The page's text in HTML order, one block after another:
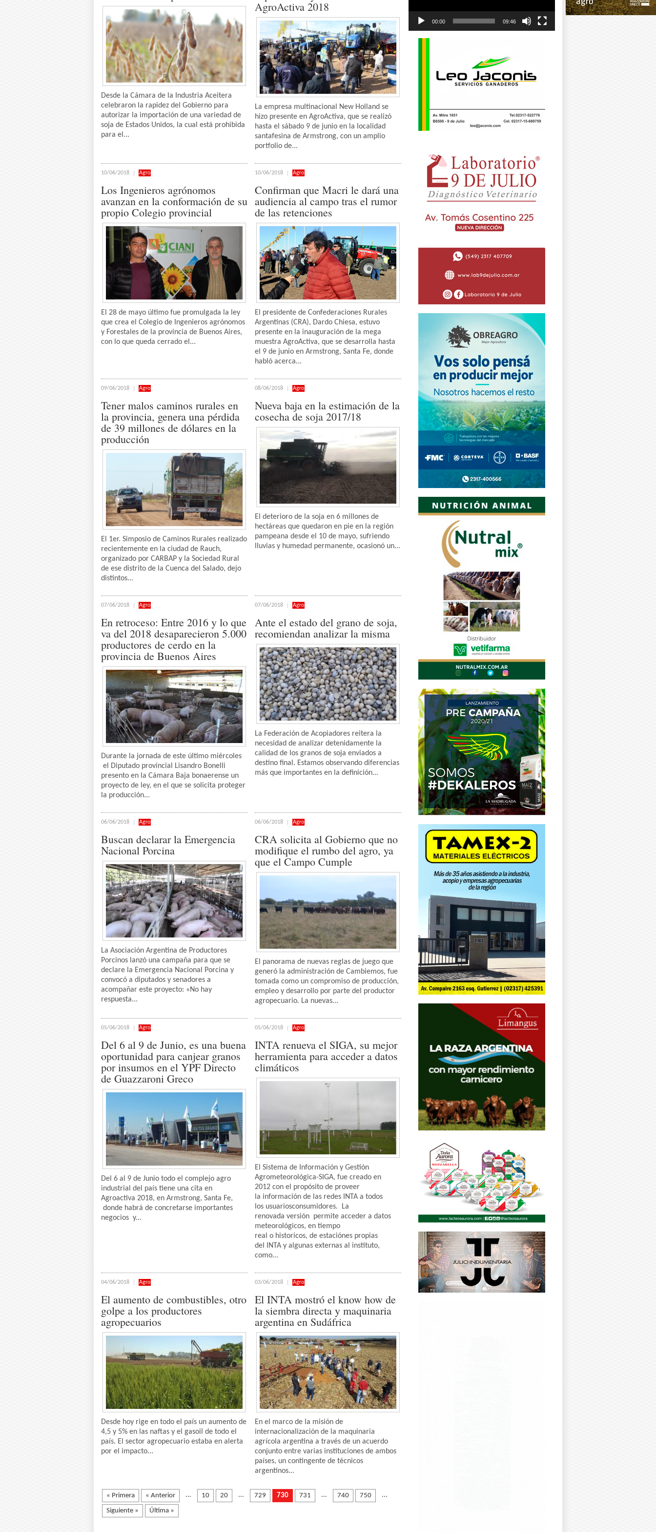
Desde la Cámara de la Industria Aceitera
celebraron la rapidez del Gobierno para
autorizar la importación de una variedad de
soja de Estados Unidos, la cual está prohibida
para el...
AgroActiva 2018
La empresa multinacional New Holland se
hizo presente en AgroActiva, que se realizó
hasta el sábado 9 de junio en la localidad
santafesina de Armstrong, con un amplio
portfolio de...
10/06/2018 Agro
Los Ingenieros agrónomos
avanzan en la conformación de su
propio Colegio provincial
El 28 de mayo último fue promulgada la ley
que crea el Colegio de Ingenieros agrónomos
y Forestales de la provincia de Buenos Aires,
con lo que queda cerrado el...
10/06/2018 Agro
Confirman que Macri le dará una
audiencia al campo tras el rumor
de las retenciones
El presidente de Confederaciones Rurales
Argentinas (CRA), Dardo Chiesa, estuvo
presente en la inauguración de la mega
muestra AgroActiva, que se desarrolla hasta
el 9 de junio en Armstrong, Santa Fe, donde
habló acerca...
09/06/2018 Agro
Tener malos caminos rurales en
la provincia, genera una pérdida
de 39 millones de dólares en la
producción
El 1er. Simposio de Caminos Rurales realizado
recientemente en la ciudad de Rauch,
organizado por CARBAP y la Sociedad Rural
de ese distrito de la Cuenca del Salado, dejo
distintos...
08/06/2018 Agro
Nueva baja en la estimación de la
cosecha de soja 2017/18
El deterioro de la soja en 6 millones de
hectáreas que quedaron en pie en la región
pampeana desde el 10 de mayo, sufriendo
lluvias y humedad permanente, ocasionó un...
07/06/2018 Agro
En retroceso: Entre 2016 y lo que
va del 2018 desaparecieron 5.000
productores de cerdo en la
provincia de Buenos Aires
Durante la jornada de este último miércoles
el Diputado provincial Lisandro Bonelli
presento en la Cámara Baja bonaerense un
proyecto de ley, en el que se solicita proteger
la producción...
07/06/2018 Agro
Ante el estado del grano de soja,
recomiendan analizar la misma
La Federación de Acopiadores reitera la
necesidad de analizar detenidamente la
calidad de los granos de soja enviados a
destino final. Estamos observando diferencias
más que importantes en la definición...
06/06/2018 Agro
Buscan declarar la Emergencia
Nacional Porcina
La Asociación Argentina de Productores
Porcinos lanzó una campaña para que se
declare la Emergencia Nacional Porcina y
convocó a diputados y senadores a
acompañar este proyecto: «No hay
respuesta...
06/06/2018 Agro
CRA solicita al Gobierno que no
modifique el rumbo del agro, ya
que el Campo Cumple
El panorama de nuevas reglas de juego que
generó la administración de Cambiemos, fue
tomada como un compromiso de producción,
empleo y desarrollo por parte del productor
agropecuario. La nuevas...
05/06/2018 Agro
Del 6 al 9 de Junio, es una buena
oportunidad para canjear granos
por insumos en el YPF Directo
de Guazzaroni Greco
Del 6 al 9 de Junio todo el complejo agro
industrial del país tiene una cita en
Agroactiva 2018, en Armstrong, Santa Fe,
donde habrá de concretarse importantes
negocios y...
05/06/2018 Agro
INTA renueva el SIGA, su mejor
herramienta para acceder a datos
climáticos
El Sistema de Información y Gestión
Agrometeorológica-SIGA, fue creado en
2012 con el propósito de proveer
la información de las redes INTA a todos
los usuariosconsumidores. La
renovada versión permite acceder a datos
meteorológicos, en tiempo
real o historicos, de estaciónes propias
del INTA y algunas externas al instituto,
como...
04/06/2018 Agro
El aumento de combustibles, otro
golpe a los productores
agropecuarios
Desde hoy rige en todo el país un aumento de
4,5 y 5% en las naftas y el gasoil de todo el
país. El sector agropecuario estaba en alerta
por el impacto...
03/06/2018 Agro
El INTA mostró el know how de
la siembra directa y maquinaria
argentina en Sudáfrica
En el marco de la misión de
internacionalización de la maquinaria
agrícola argentina a través de un acuerdo
conjunto entre varias instituciones de ambos
países, un contingente de técnicos
argentinos...
« Primera « Anterior ... 10 20 ... 729 730 731 ... 740 750 ...
Siguiente » Última »
00:00 09:46